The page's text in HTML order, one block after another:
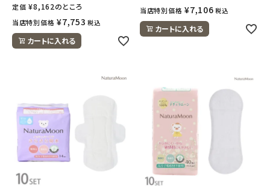
定価 ¥8,162のところ
当店特別価格 ¥7,753 税込
カートに入れる
当店特別価格 ¥7,106 税込
カートに入れる